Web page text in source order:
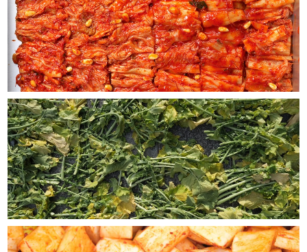
一週間 毎日お粥生活SET
2026/05/29
早速 キムチ粥いただきました お粥の概念を越える、贅
沢な一品。これ一品と 薬膳茶で 疲れた胃腸を癒す 一
食。一週間の粥メニューで元気になれほそうです。、ほか
の粥も楽しみです。
プゴスープ（270ｇ）2人前
2026/05/26
蝦夷アワビの肝入りお粥 （160g）